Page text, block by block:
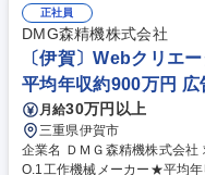
ラン保有などから、TVでも注
ンサー施策、ブランドPR
携、SEO等） ■リアルイベン
I・消費者分析、ブランド戦略支援 募集職種 デジタルマーケ/販促
社の食肉製品/海外と英語で連
正社員
DMG森精機株式会社
〔伊賀〕Webクリエ
平均年収約900万円 広
月給30万円以上
三重県伊賀市
企業名 ＤＭＧ森精機株式会社 求人名 〔伊賀〕Webクリエーター★世界N
O.1工作機械メーカー★平均年収約900万円 仕事の